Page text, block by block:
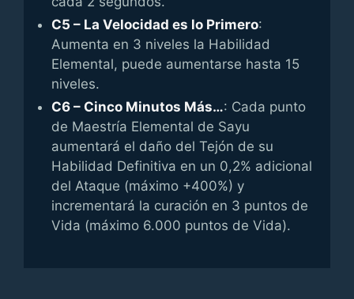
C5 – La Velocidad es lo Primero:
Aumenta en 3 niveles la Habilidad
Elemental, puede aumentarse hasta 15
niveles.
C6 – Cinco Minutos Más…: Cada punto
de Maestría Elemental de Sayu
aumentará el daño del Tejón de su
Habilidad Definitiva en un 0,2% adicional
del Ataque (máximo +400%) y
incrementará la curación en 3 puntos de
Vida (máximo 6.000 puntos de Vida).